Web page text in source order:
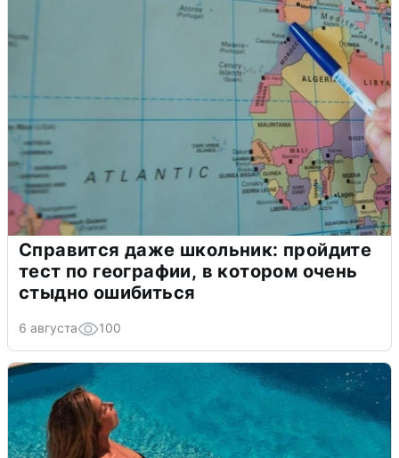
Справится даже школьник: пройдите
тест по географии, в котором очень
стыдно ошибиться
6 августа 100